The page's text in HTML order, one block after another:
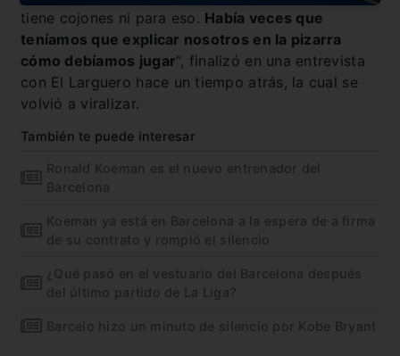
tiene cojones ni para eso. Había veces que
teníamos que explicar nosotros en la pizarra
cómo debíamos jugar“, finalizó en una entrevista
con El Larguero hace un tiempo atrás, la cual se
volvió a viralizar.
También te puede interesar
Ronald Koeman es el nuevo entrenador del
Barcelona
Koeman ya está en Barcelona a la espera de a firma
de su contrato y rompió el silencio
¿Qué pasó en el vestuario del Barcelona después
del último partido de La Liga?
Barcelo hizo un minuto de silencio por Kobe Bryant